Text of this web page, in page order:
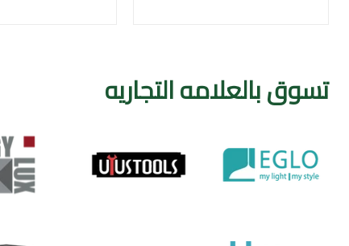
تسوق بالعلامه التجاريه